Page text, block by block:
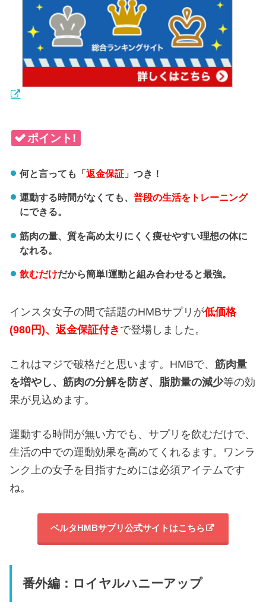
ポイント!
何と言っても「返金保証」つき！
運動する時間がなくても、 普段の生活をトレーニング
にできる。
筋肉の量、質を高め太りにくく痩せやすい理想の体に
なれる。
飲むだけだから簡単!運動と組み合わせると最強。
インスタ女子の間で話題のHMBサプリが低価格
(980円)、返金保証付き で登場しました。
これはマジで破格だと思います。HMBで、筋肉量
を増やし、筋肉の分解を防ぎ、 脂肪量の減少等の効
果が見込めます。
運動する時間が無い方でも、サプリを飲むだけで、
生活の中での運動効果を高めてくれるます。ワンラ
ンク上の女子を目指すためには必須アイテムです
ね。
ベルタHMBサプリ公式サイトはこちら
番外編：ロイヤルハニーアップ